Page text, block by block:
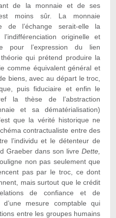
de la monnaie et de ses
moins sûr. La monnaie
de l’échange serait-elle la
originelle et
pour l’expression du lien
qui prétend produire la
comme équivalent général et
biens, avec au départ le troc,
puis fiduciaire et enfin le
la thèse de l’abstraction
et sa dématérialisation)
que la vérité historique ne
contractualiste entre des
l’individu et le détenteur de
Graeber dans son livreDette,
non pas seulement que
pas par le troc, ce dont
mais surtout que le crédit
de confiance et de
d’une mesure comptable qui
entre les groupes humains